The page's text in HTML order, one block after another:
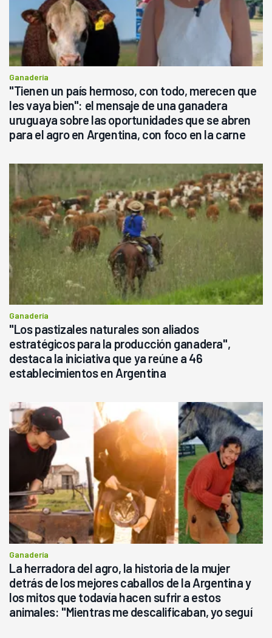
Ganadería
"Tienen un país hermoso, con todo, merecen que
les vaya bien": el mensaje de una ganadera
uruguaya sobre las oportunidades que se abren
para el agro en Argentina, con foco en la carne
Ganadería
"Los pastizales naturales son aliados
estratégicos para la producción ganadera",
destaca la iniciativa que ya reúne a 46
establecimientos en Argentina
Ganadería
La herradora del agro, la historia de la mujer
detrás de los mejores caballos de la Argentina y
los mitos que todavía hacen sufrir a estos
animales: "Mientras me descalificaban, yo seguí